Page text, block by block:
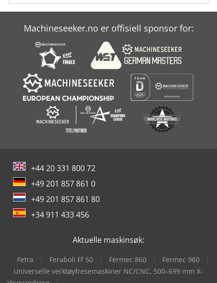
Machineseeker.no er offisiell sponsor for:
+44 20 331 800 72
+49 201 857 861 0
+49 201 857 861 80
+34 911 433 456
Aktuelle maskinsøk:
Fetra Feraboli Ff 50 Fermec 860
Fermec 960
Universelle verktøyfresemaskiner NC/CNC, 500–699 mm X-